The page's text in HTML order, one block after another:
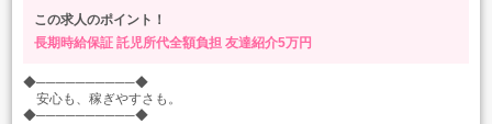
この求人のポイント！
長期時給保証 託児所代全額負担 友達紹介5万円
◆──────────◆
安心も、稼ぎやすさも。
◆──────────◆